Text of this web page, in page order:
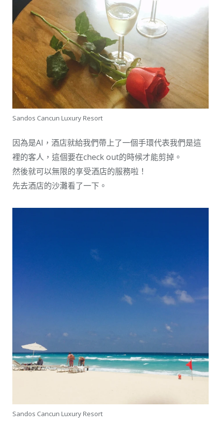
Sandos Cancun Luxury Resort
因為是AI，酒店就給我們帶上了一個手環代表我們是這
裡的客人，這個要在check out的時候才能剪掉。
然後就可以無限的享受酒店的服務啦！
先去酒店的沙灘看了一下。
Sandos Cancun Luxury Resort